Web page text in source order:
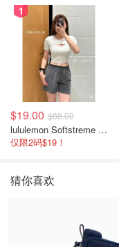
1
$19.00 $88.00
lululemon Softstreme 女士高腰短裤 10cm
仅限2码$19！
猜你喜欢